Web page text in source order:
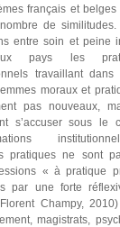
français et belges
de
entre soin et peine
pays les
travaillant dans
moraux et
pas nouveaux,
s’accuser sous le
pratiques ne sont
« à pratique
par une forte
Champy,
magistrats,